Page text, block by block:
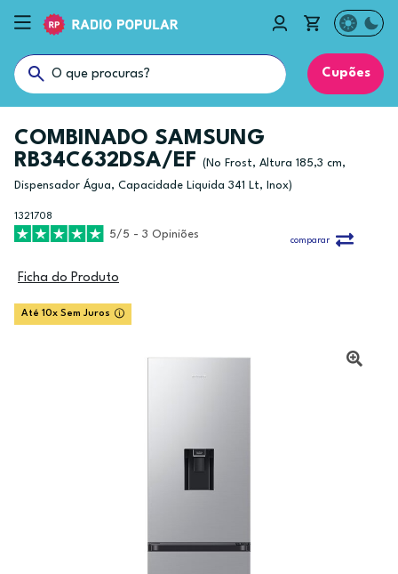
Cupões
COMBINADO SAMSUNG
RB34C632DSA/EF
(No Frost, Altura 185,3 cm,
Dispensador Água, Capacidade Liquida 341 Lt, Inox)
1321708
5/5 - 3 Opiniões
comparar
Ficha do Produto
Até 10x Sem Juros